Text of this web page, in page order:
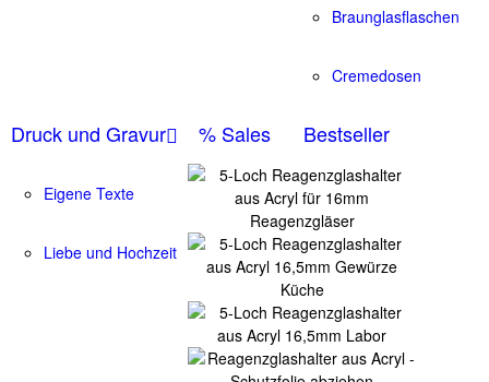
Braunglasflaschen
Cremedosen
Druck und Gravur
Eigene Texte
Liebe und Hochzeit
% Sales Bestseller